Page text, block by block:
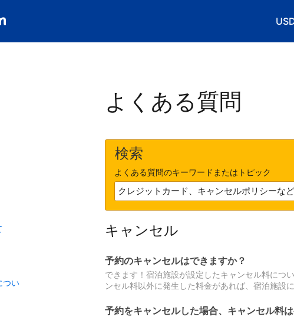
表
つい
よくある質問
検索
よくある質問のキーワードまたはトピック
キャンセル
予約のキャンセルはできますか？
できます！宿泊施設が設定したキャンセル料につ
ンセル料以外に発生した料金があれば、宿泊施設
予約をキャンセルした場合、キャンセル料